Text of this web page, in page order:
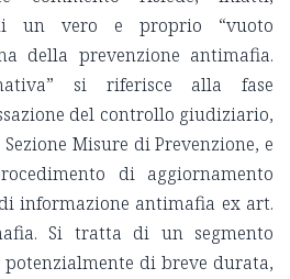
un vero e proprio “vuoto
della prevenzione antimafia.
si riferisce alla fase
del controllo giudiziario,
Misure di Prevenzione, e
di aggiornamento
informazione antimafia ex art.
Si tratta di un segmento
di breve durata,